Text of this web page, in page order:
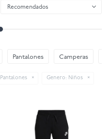
Recomendados
Pantalones Camperas
Pantalones Genero: Niños